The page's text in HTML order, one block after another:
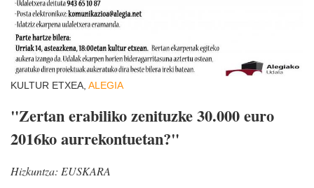
KULTUR ETXEA, ALEGIA
"Zertan erabiliko zenituzke 30.000 euro
2016ko aurrekontuetan?"
Hizkuntza: EUSKARA